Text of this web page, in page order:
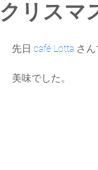
クリスマ
先日 café Lotta さ
美味でした。